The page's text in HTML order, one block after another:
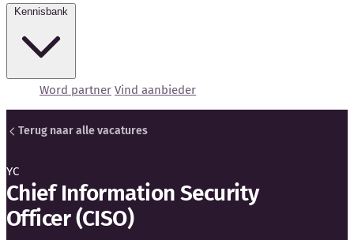
Word partner Vind aanbieder
Kennisbank
Blog
Terug naar alle vacatures
YC
Chief Information Security
Officer (CISO)